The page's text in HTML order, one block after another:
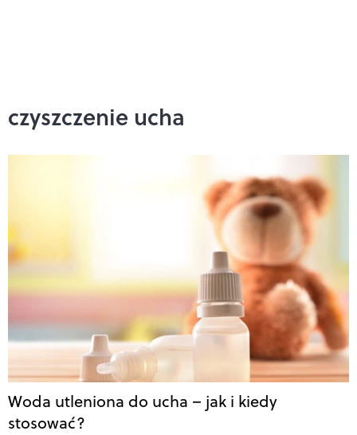
czyszczenie ucha
Woda utleniona do ucha – jak i kiedy
stosować?